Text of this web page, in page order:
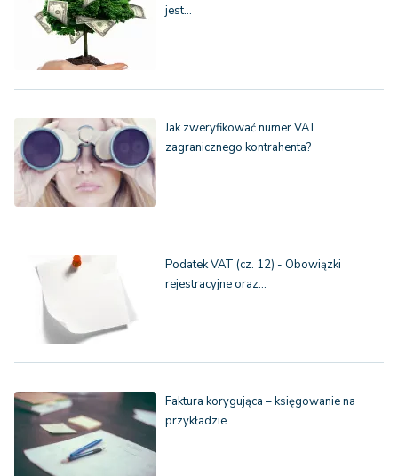
jest…
Jak zweryfikować numer VAT
zagranicznego kontrahenta?
Podatek VAT (cz. 12) - Obowiązki
rejestracyjne oraz…
Faktura korygująca – księgowanie na
przykładzie